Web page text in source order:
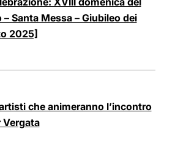
中文
Santa Messa – Giubileo dei
2025]
che animeranno l’incontro
Vergata